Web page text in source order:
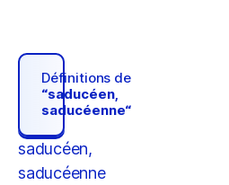
Définitions de
“saducéen,
saducéenne“
saducéen,
saducéenne